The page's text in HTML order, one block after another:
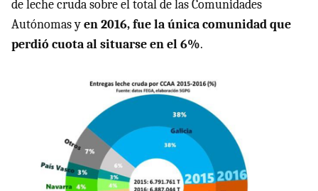
de leche cruda sobre el total de las Comunidades
Autónomas yen 2016, fue la única comunidad que
perdió cuota al situarse en el 6%.